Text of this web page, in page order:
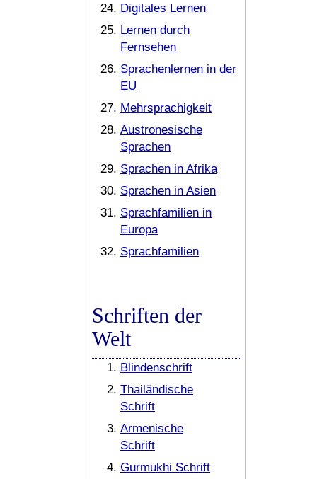
Digitales Lernen
Lernen durch
Fernsehen
Sprachenlernen in der
EU
Mehrsprachigkeit
Austronesische
Sprachen
Sprachen in Afrika
Sprachen in Asien
Sprachfamilien in
Europa
Sprachfamilien
Schriften der
Welt
Blindenschrift
Thailändische
Schrift
Armenische
Schrift
Gurmukhi Schrift